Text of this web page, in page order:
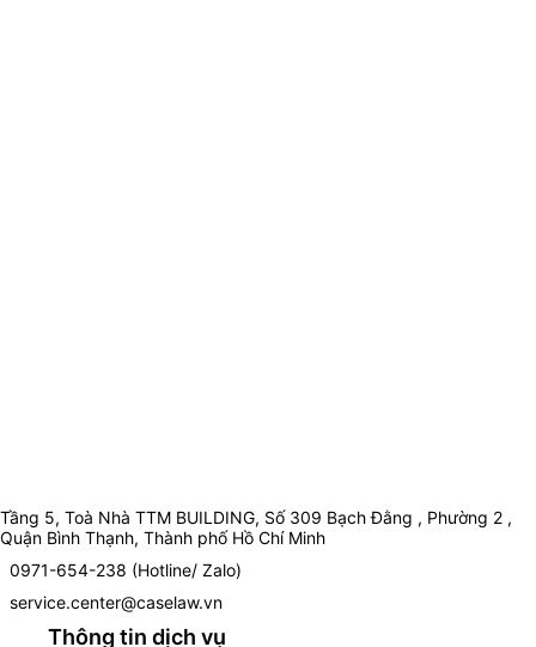
Tầng 5, Toà Nhà TTM BUILDING, Số 309 Bạch Đằng , Phường 2 ,
Quận Bình Thạnh, Thành phố Hồ Chí Minh
0971-654-238 (Hotline/ Zalo)
service.center@caselaw.vn
Thông tin dịch vụ